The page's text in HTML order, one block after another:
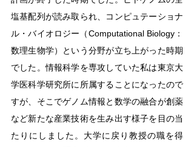
塩基配列が読み取られ、コンピュテーショナ
ル・バイオロジー（Computational Biology：
数理生物学）という分野が立ち上がった時期
でした。情報科学を専攻していた私は東京大
学医科学研究所に所属することになったので
すが、そこでゲノム情報と数学の融合が創薬
など新たな産業技術を生み出す様子を目の当
たりにしました。大学に戻り教授の職を得